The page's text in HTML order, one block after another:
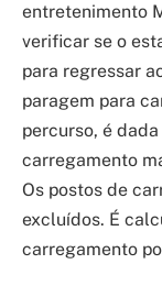
entretenimento
verificar se o
para regressar
paragem para
percurso, é
carregamento
Os postos de
excluídos. É
carregamento